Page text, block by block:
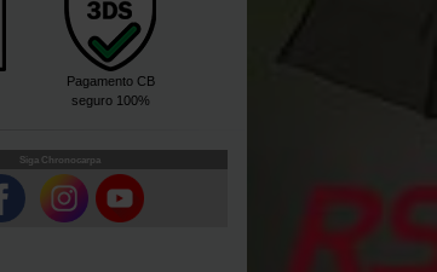
Pagamento CB
seguro 100%
Siga Chronocarpa